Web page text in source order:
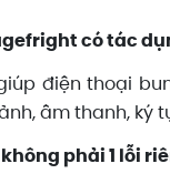
có tác
điện thoại
âm thanh, ký
phải 1 lỗi